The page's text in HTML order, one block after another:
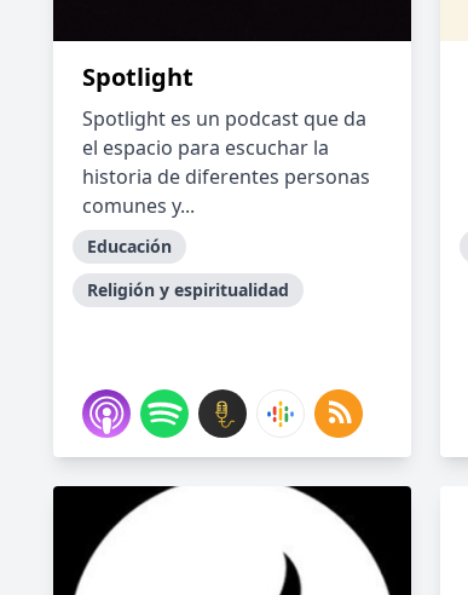
Spotlight
Spotlight es un podcast que da
el espacio para escuchar la
historia de diferentes personas
comunes y...
Educación
Religión y espiritualidad